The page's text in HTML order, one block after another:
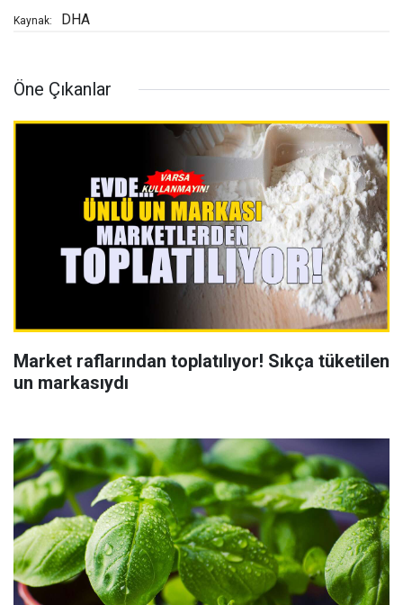
Kaynak: DHA
Öne Çıkanlar
Market raflarından toplatılıyor! Sıkça tüketilen
un markasıydı